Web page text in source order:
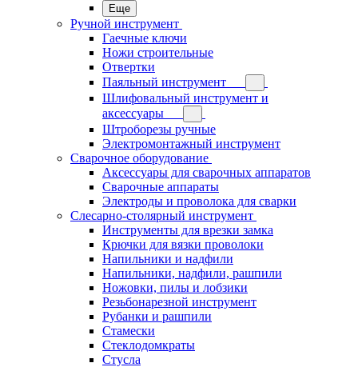
Еще
Ручной инструмент
Гаечные ключи
Ножи строительные
Отвертки
Паяльный инструмент
Шлифовальный инструмент и
аксессуары
Штроборезы ручные
Электромонтажный инструмент
Сварочное оборудование
Аксессуары для сварочных аппаратов
Сварочные аппараты
Электроды и проволока для сварки
Слесарно-столярный инструмент
Инструменты для врезки замка
Крючки для вязки проволоки
Напильники и надфили
Напильники, надфили, рашпили
Ножовки, пилы и лобзики
Резьбонарезной инструмент
Рубанки и рашпили
Стамески
Стеклодомкраты
Стусла